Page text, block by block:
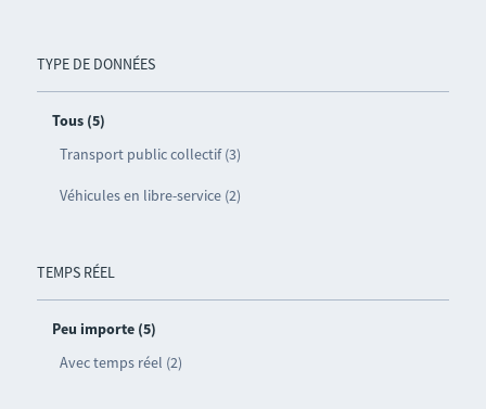
TYPE DE DONNÉES
Tous (5)
Transport public collectif (3)
Véhicules en libre-service (2)
TEMPS RÉEL
Peu importe (5)
Avec temps réel (2)